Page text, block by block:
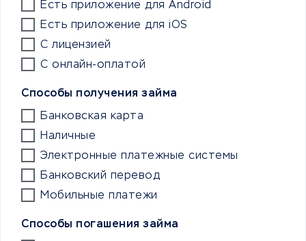
Есть приложение для Android
Есть приложение для iOS
С лицензией
С онлайн-оплатой
Способы получения займа
Банковская карта
Наличные
Электронные платежные системы
Банковский перевод
Мобильные платежи
Способы погашения займа